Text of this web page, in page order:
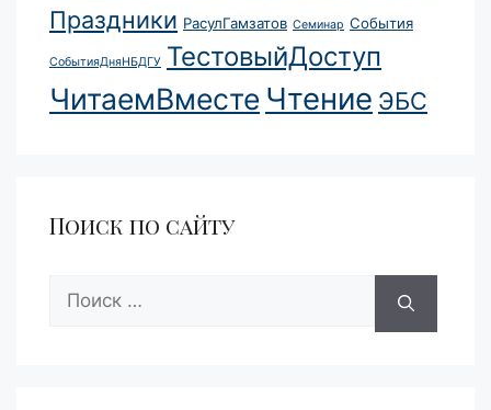
Праздники РасулГамзатов Семинар События
СобытияДняНБДГУ ТестовыйДоступ
ЧитаемВместе Чтение ЭБС
Поиск по сайту
Поиск: